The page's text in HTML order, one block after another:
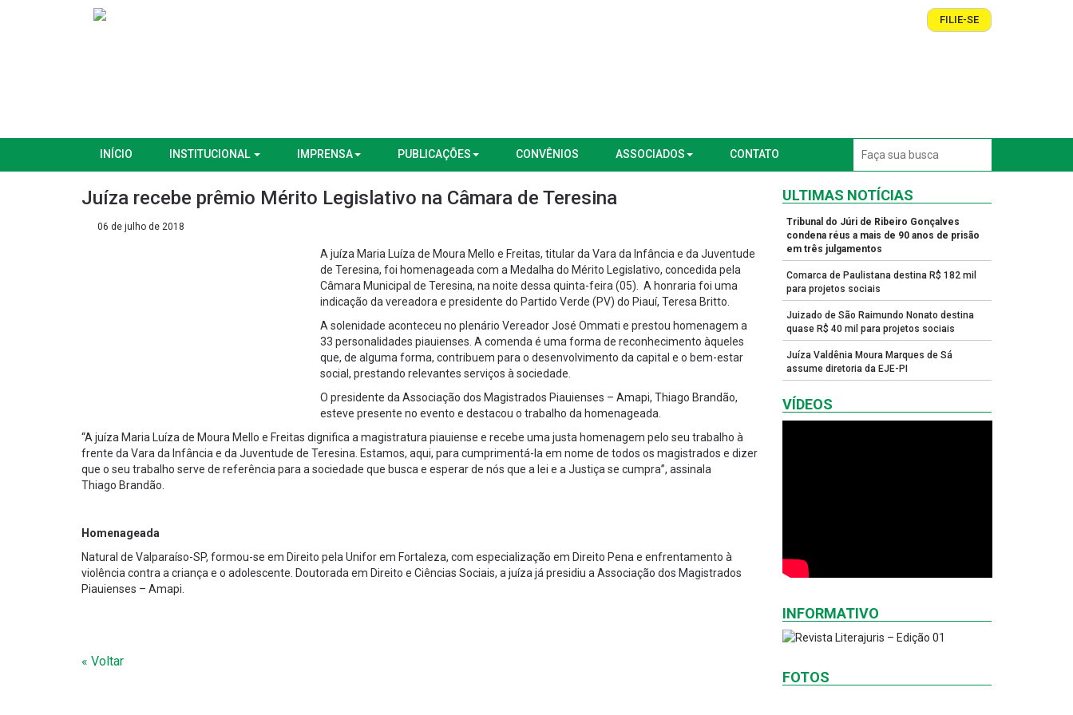
FILIE-SE
INÍCIO INSTITUCIONAL IMPRENSA PUBLICAÇÕES CONVÊNIOS ASSOCIADOS CONTATO
Juíza recebe prêmio Mérito Legislativo na Câmara de Teresina
06 de julho de 2018
A juíza Maria Luíza de Moura Mello e Freitas, titular da Vara da Infância e da Juventude
de Teresina, foi homenageada com a Medalha do Mérito Legislativo, concedida pela
Câmara Municipal de Teresina, na noite dessa quinta-feira (05). A honraria foi uma
indicação da vereadora e presidente do Partido Verde (PV) do Piauí, Teresa Britto.
A solenidade aconteceu no plenário Vereador José Ommati e prestou homenagem a
33 personalidades piauienses. A comenda é uma forma de reconhecimento àqueles
que, de alguma forma, contribuem para o desenvolvimento da capital e o bem-estar
social, prestando relevantes serviços à sociedade.
O presidente da Associação dos Magistrados Piauienses – Amapi, Thiago Brandão,
esteve presente no evento e destacou o trabalho da homenageada.
“A juíza Maria Luíza de Moura Mello e Freitas dignifica a magistratura piauiense e recebe uma justa homenagem pelo seu trabalho à
frente da Vara da Infância e da Juventude de Teresina. Estamos, aqui, para cumprimentá-la em nome de todos os magistrados e dizer
que o seu trabalho serve de referência para a sociedade que busca e esperar de nós que a lei e a Justiça se cumpra”, assinala
Thiago Brandão.
Homenageada
Natural de Valparaíso-SP, formou-se em Direito pela Unifor em Fortaleza, com especialização em Direito Pena e enfrentamento à
violência contra a criança e o adolescente. Doutorada em Direito e Ciências Sociais, a juíza já presidiu a Associação dos Magistrados
Piauienses – Amapi.
« Voltar
ULTIMAS NOTÍCIAS
Tribunal do Júri de Ribeiro Gonçalves
condena réus a mais de 90 anos de prisão
em três julgamentos
Comarca de Paulistana destina R$ 182 mil
para projetos sociais
Juizado de São Raimundo Nonato destina
quase R$ 40 mil para projetos sociais
Juíza Valdênia Moura Marques de Sá
assume diretoria da EJE-PI
VÍDEOS
INFORMATIVO
FOTOS